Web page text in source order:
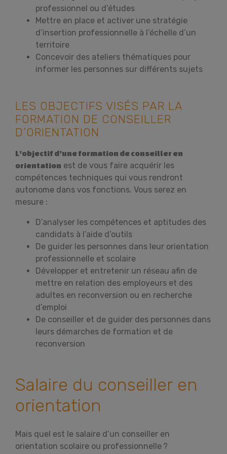
professionnel ou d’études
Mettre en place et activer une stratégie
d’insertion professionnelle à l’échelle d’un
territoire
Concevoir des ateliers thématiques pour
informer les personnes sur différents sujets
LES OBJECTIFS VISÉS PAR LA
FORMATION DE CONSEILLER
D’ORIENTATION
L’objectif d’une formation de conseiller en
orientation est de vous faire acquérir les
compétences techniques qui vous rendront
autonome dans vos fonctions. Vous serez en
mesure :
D’analyser les compétences et aptitudes des
candidats à l’aide d’outils
De guider les personnes dans leur orientation
professionnelle et scolaire
Développer et entretenir un réseau afin de
mettre en relation des employeurs et des
adultes en reconversion ou en recherche
d’emploi
De conseiller et de guider des personnes dans
leurs démarches de formation et de
reconversion
Salaire du conseiller en
orientation
Mais quel est le salaire d’un conseiller en
orientation scolaire ou professionnelle ?